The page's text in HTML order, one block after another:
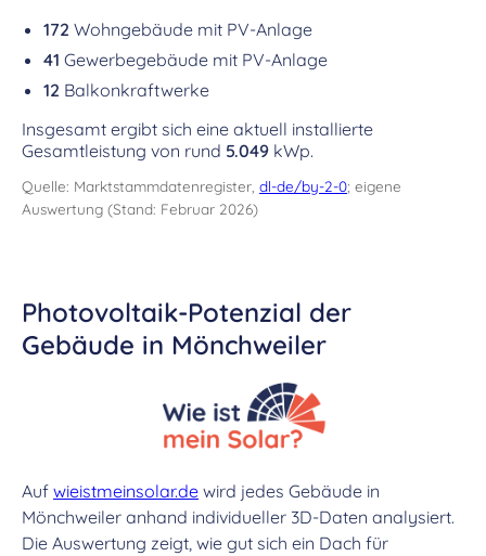
172 Wohngebäude mit PV-Anlage
41 Gewerbegebäude mit PV-Anlage
12 Balkonkraftwerke
Insgesamt ergibt sich eine aktuell installierte
Gesamtleistung von rund 5.049 kWp.
Quelle: Marktstammdatenregister, dl-de/by-2-0; eigene
Auswertung (Stand: Februar 2026)
Photovoltaik-Potenzial der
Gebäude in Mönchweiler
Auf wieistmeinsolar.de wird jedes Gebäude in
Mönchweiler anhand individueller 3D-Daten analysiert.
Die Auswertung zeigt, wie gut sich ein Dach für